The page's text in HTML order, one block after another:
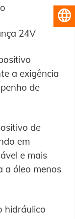
24V
a exigência
de
de
em
e mais
a óleo menos
hidráulico
Português do Brasil